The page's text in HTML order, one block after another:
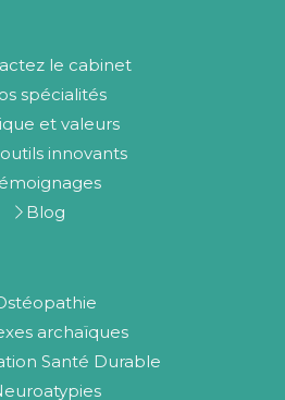
le cabinet
spécialités
et valeurs
innovants
Blog
archaïques
Santé Durable